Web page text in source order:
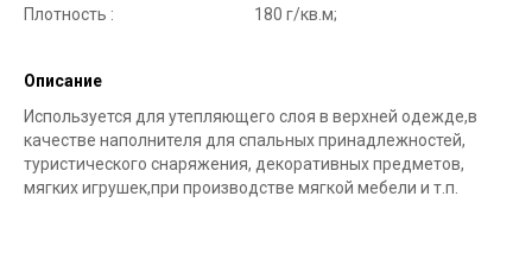
Плотность :
180 г/кв.м;
Описание
Используется для утепляющего слоя в верхней одежде,в
качестве наполнителя для спальных принадлежностей,
туристического снаряжения, декоративных предметов,
мягких игрушек,при производстве мягкой мебели и т.п.